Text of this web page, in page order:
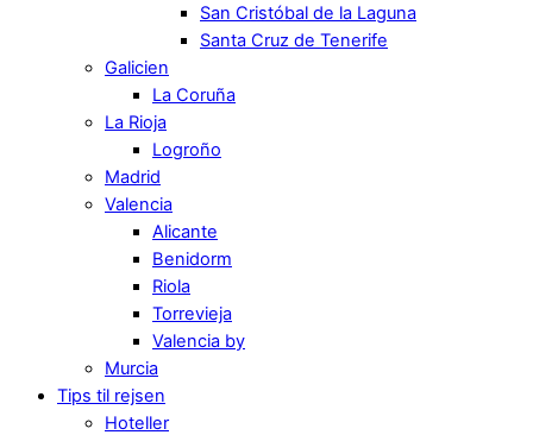
San Cristóbal de la Laguna
Santa Cruz de Tenerife
Galicien
La Coruña
La Rioja
Logroño
Madrid
Valencia
Alicante
Benidorm
Riola
Torrevieja
Valencia by
Murcia
Tips til rejsen
Hoteller